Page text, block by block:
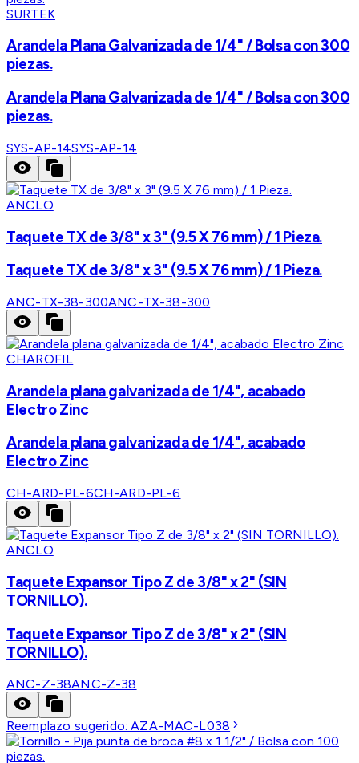
SURTEK
Arandela Plana Galvanizada de 1/4" / Bolsa con 300
piezas.
Arandela Plana Galvanizada de 1/4" / Bolsa con 300
piezas.
SYS-AP-14SYS-AP-14
ANCLO
Taquete TX de 3/8" x 3" (9.5 X 76 mm) / 1 Pieza.
Taquete TX de 3/8" x 3" (9.5 X 76 mm) / 1 Pieza.
ANC-TX-38-300ANC-TX-38-300
CHAROFIL
Arandela plana galvanizada de 1/4", acabado
Electro Zinc
Arandela plana galvanizada de 1/4", acabado
Electro Zinc
CH-ARD-PL-6CH-ARD-PL-6
ANCLO
Taquete Expansor Tipo Z de 3/8" x 2" (SIN
TORNILLO).
Taquete Expansor Tipo Z de 3/8" x 2" (SIN
TORNILLO).
ANC-Z-38ANC-Z-38
Reemplazo sugerido:AZA-MAC-L038